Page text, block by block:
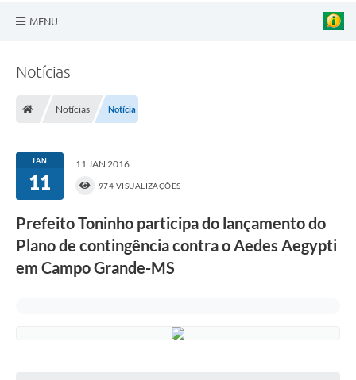
MENU
Transparência Pública
Notícias
Legislação
Renuncia de Receita
Galeria de Fotos
Notícias
Notícias Notícia
JAN
11
11 JAN 2016
974 VISUALIZAÇÕES
Prefeito Toninho participa do lançamento do
Plano de contingência contra o Aedes Aegypti
em Campo Grande-MS